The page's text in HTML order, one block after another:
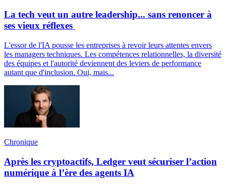
La tech veut un autre leadership... sans renoncer à
ses vieux réflexes
L'essor de l'IA pousse les entreprises à revoir leurs attentes envers
les managers techniques. Les compétences relationnelles, la diversité
des équipes et l'autorité deviennent des leviers de performance
autant que d'inclusion. Oui, mais...
Chronique
Après les cryptoactifs, Ledger veut sécuriser l’action
numérique à l’ère des agents IA